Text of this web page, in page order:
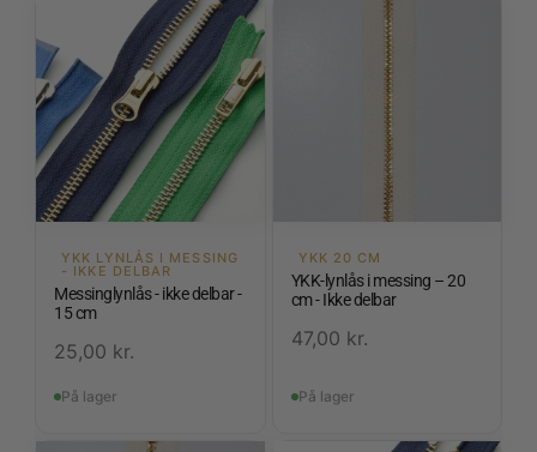
YKK LYNLÅS I MESSING
- IKKE DELBAR
Messinglynlås - ikke delbar -
15 cm
25,00 kr.
På lager
YKK 20 CM
YKK-lynlås i messing – 20
cm - Ikke delbar
47,00 kr.
På lager